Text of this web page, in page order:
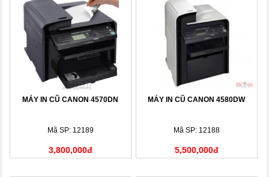
MÁY IN CŨ CANON 4570DN
Mã SP: 12189
3,800,000đ
MÁY IN CŨ CANON 4580DW
Mã SP: 12188
5,500,000đ